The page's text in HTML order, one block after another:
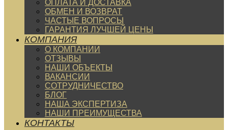
ОПЛАТА И ДОСТАВКА
ОБМЕН И ВОЗВРАТ
ЧАСТЫЕ ВОПРОСЫ
ГАРАНТИЯ ЛУЧШЕЙ ЦЕНЫ
КОМПАНИЯ
О КОМПАНИИ
ОТЗЫВЫ
НАШИ ОБЪЕКТЫ
ВАКАНСИИ
СОТРУДНИЧЕСТВО
БЛОГ
НАША ЭКСПЕРТИЗА
НАШИ ПРЕИМУЩЕСТВА
КОНТАКТЫ